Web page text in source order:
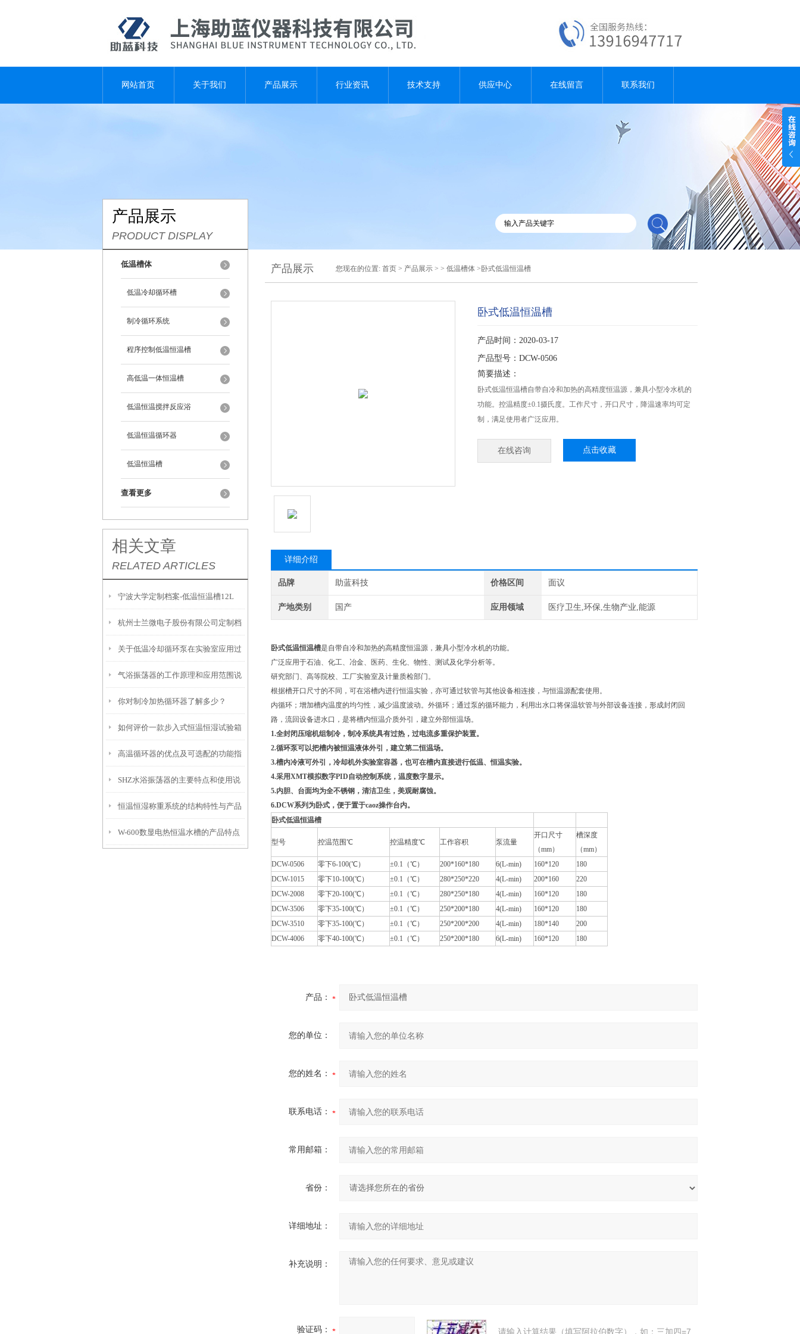
网站首页 关于我们 产品展示 行业资讯 技术支持 供应中心 在线留言 联系我们
产品展示
PRODUCT DISPLAY
低温槽体
低温冷却循环槽
制冷循环系统
程序控制低温恒温槽
高低温一体恒温槽
低温恒温搅拌反应浴
低温恒温循环器
低温恒温槽
查看更多
相关文章
RELATED ARTICLES
宁波大学定制档案-低温恒温槽12L
杭州士兰微电子股份有限公司定制档
案-恒温槽80L
关于低温冷却循环泵在实验室应用过
程中的几个要点
气浴振荡器的工作原理和应用范围说
明
你对制冷加热循环器了解多少？
如何评价一款步入式恒温恒湿试验箱
的好坏？
高温循环器的优点及可选配的功能指
南
SHZ水浴振荡器的主要特点和使用说
明
恒温恒湿称重系统的结构特性与产品
功能配置
W-600数显电热恒温水槽的产品特点
产品展示 您现在的位置: 首页 > 产品展示 > > 低温槽体 >卧式低温恒温槽
卧式低温恒温槽
产品时间：2020-03-17
产品型号：DCW-0506
简要描述：
卧式低温恒温槽自带自冷和加热的高精度恒温源，兼具小型冷水机的
功能。控温精度±0.1摄氏度。工作尺寸，开口尺寸，降温速率均可定
制，满足使用者广泛应用。
在线咨询 点击收藏
详细介绍
品牌 助蓝科技 价格区间 面议
产地类别 国产 应用领域 医疗卫生,环保,生物产业,能源
卧式低温恒温槽是自带自冷和加热的高精度恒温源，兼具小型冷水机的功能。
广泛应用于石油、化工、冶金、医药、生化、物性、测试及化学分析等。
研究部门、高等院校、工厂实验室及计量质检部门。
根据槽开口尺寸的不同，可在浴槽内进行恒温实验，亦可通过软管与其他设备相连接，与恒温源配套使用。
内循环；增加槽内温度的均匀性，减少温度波动。外循环；通过泵的循环能力，利用出水口将保温软管与外部设备连接，形成封闭回
路，流回设备进水口，是将槽内恒温介质外引，建立外部恒温场。
1.全封闭压缩机组制冷，制冷系统具有过热，过电流多重保护装置。
2.循环泵可以把槽内被恒温液体外引，建立第二恒温场。
3.槽内冷液可外引，冷却机外实验室容器，也可在槽内直接进行低温、恒温实验。
4.采用XMT模拟数字PID自动控制系统，温度数字显示。
5.内胆、台面均为全不锈钢，清洁卫生，美观耐腐蚀。
6.DCW系列为卧式，便于置于caoz操作台内。
卧式低温恒温槽
型号 控温范围℃ 控温精度℃ 工作容积 泵流量
开口尺寸
（mm）
槽深度
（mm）
DCW-0506
零下6-100(℃） ±0.1（℃） 200*160*180 6(L-min) 160*120
180
DCW-1015
零下10-100(℃） ±0.1（℃） 280*250*220 4(L-min) 200*160
220
DCW-2008
零下20-100(℃） ±0.1（℃） 280*250*180 4(L-min) 160*120
180
DCW-3506
零下35-100(℃） ±0.1（℃） 250*200*180 4(L-min) 160*120
180
DCW-3510
零下35-100(℃） ±0.1（℃） 250*200*200 4(L-min) 180*140
200
DCW-4006
零下40-100(℃） ±0.1（℃） 250*200*180 6(L-min) 160*120 180
产品：
您的单位：
您的姓名：
联系电话：
常用邮箱：
省份：
详细地址：
补充说明：
验证码： 请输入计算结果（填写阿拉伯数字），如：三加四=7